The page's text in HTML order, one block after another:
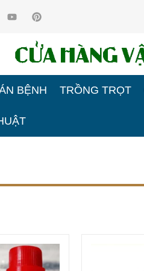
o
u
b
P
i
t
e
r
t
BỆNH TRỒNG TRỌT